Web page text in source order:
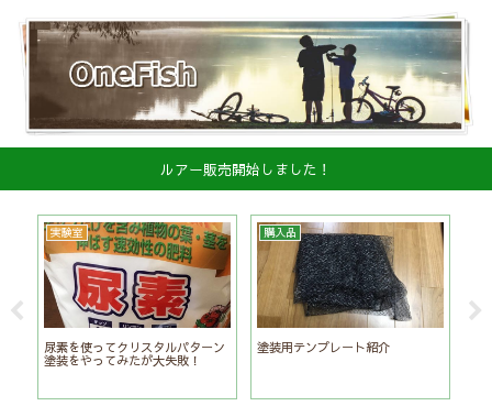
ルアー販売開始しました！
実験室
尿素を使ってクリスタルパターン
塗装をやってみたが大失敗！
購入品
塗装用テンプレート紹介